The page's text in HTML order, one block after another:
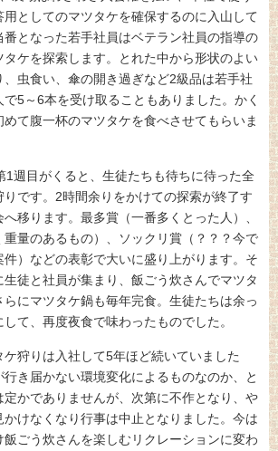
としてのマツタケを確保するのに入山して
番となった若手社員はベテラン社員の指導の
ケを探索します。とれた中から形状のよい
虫食い、傘の開き過ぎなど2級品は若手社
5～6本を受け取ることもありました。かく
て腹一杯のマツタケを食べさせてもらいま
1週目がくると、生徒たちも待ちに待った全
りです。2時間余りをかけての探索が終了す
移ります。最多賞（一番多くとった人）、
重量のあるもの）、ソックリ賞（？？？今で
件）などの表彰で大いに盛り上がります。そ
徒と社員が集まり、飯ごう炊さんでマツタ
にマツタケ鍋も毎年完食。生徒たちは余っ
て、再度夜食で味わったものでした。
狩りは入社して5年ほど続いていました
き届かない環境変化によるものなのか、と
定かでありませんが、次第に不作となり、や
けなくなり行事は中止となりました。今は
ごう炊さんを楽しむリクレーションに変わ